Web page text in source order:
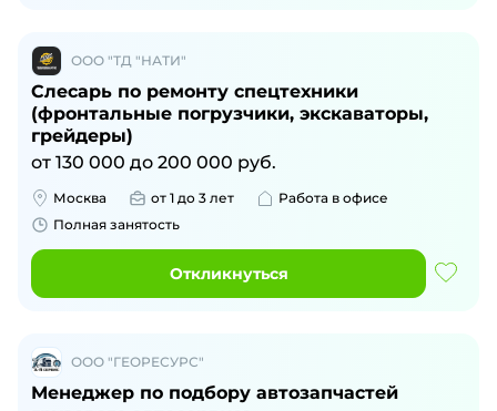
ООО "ТД "НАТИ"
Слесарь по ремонту спецтехники
(фронтальные погрузчики, экскаваторы,
грейдеры)
от 130 000 до 200 000 руб.
Москва от 1 до 3 лет
Работа в офисе
Полная занятость
Откликнуться
ООО "ГЕОРЕСУРС"
Менеджер по подбору автозапчастей